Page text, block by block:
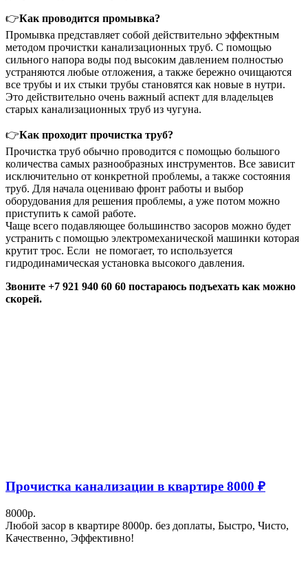
👉Как проводится промывка?
Промывка представляет собой действительно эффектным
методом прочистки канализационных труб. С помощью
сильного напора воды под высоким давлением полностью
устраняются любые отложения, а также бережно очищаются
все трубы и их стыки трубы становятся как новые в нутри.
Это действительно очень важный аспект для владельцев
старых канализационных труб из чугуна.
👉Как проходит прочистка труб?
Прочистка труб обычно проводится с помощью большого
количества самых разнообразных инструментов. Все зависит
исключительно от конкретной проблемы, а также состояния
труб. Для начала оцениваю фронт работы и выбор
оборудования для решения проблемы, а уже потом можно
приступить к самой работе.
Чаще всего подавляющее большинство засоров можно будет
устранить с помощью электромеханической машинки которая
крутит трос. Если не помогает, то используется
гидродинамическая установка высокого давления.
Звоните +7 921 940 60 60 постараюсь подъехать как можно
скорей.
Прочистка канализации в квартире 8000 ₽
8000р.
Любой засор в квартире 8000р. без доплаты, Быстро, Чисто,
Качественно, Эффективно!